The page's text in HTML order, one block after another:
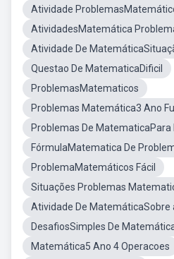
Atividade
AtividadesMatemática
Atividade De
Questao De MatematicaDificil
ProblemasMatematicos
Problemas Matemática3 Ano
Problemas De
FórmulaMatematica De
ProblemaMatemáticos Fácil
Situações Problemas
Atividade De MatemáticaSobre
DesafiosSimples De
Matemática5 Ano 4 Operacoes